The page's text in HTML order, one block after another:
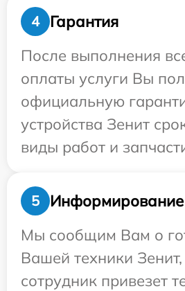
4
Гарантия
После выполнения
оплаты услуги Вы
официальную
устройства Зенит
виды работ и
5
Информирование
Мы сообщим Вам о
Вашей техники
сотрудник привезет